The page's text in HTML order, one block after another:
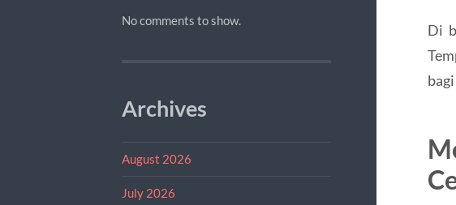
No comments to show.
Archives
August 2026
July 2026
Di